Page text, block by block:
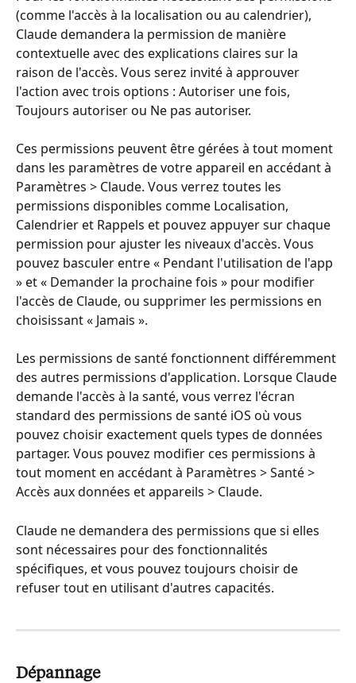
(comme l'accès à la localisation ou au calendrier),
Claude demandera la permission de manière
contextuelle avec des explications claires sur la
raison de l'accès. Vous serez invité à approuver
l'action avec trois options : Autoriser une fois,
Toujours autoriser ou Ne pas autoriser.
Ces permissions peuvent être gérées à tout moment
dans les paramètres de votre appareil en accédant à
Paramètres > Claude. Vous verrez toutes les
permissions disponibles comme Localisation,
Calendrier et Rappels et pouvez appuyer sur chaque
permission pour ajuster les niveaux d'accès. Vous
pouvez basculer entre « Pendant l'utilisation de l'app
» et « Demander la prochaine fois » pour modifier
l'accès de Claude, ou supprimer les permissions en
choisissant « Jamais ».
Les permissions de santé fonctionnent différemment
des autres permissions d'application. Lorsque Claude
demande l'accès à la santé, vous verrez l'écran
standard des permissions de santé iOS où vous
pouvez choisir exactement quels types de données
partager. Vous pouvez modifier ces permissions à
tout moment en accédant à Paramètres > Santé >
Accès aux données et appareils > Claude.
Claude ne demandera des permissions que si elles
sont nécessaires pour des fonctionnalités
spécifiques, et vous pouvez toujours choisir de
refuser tout en utilisant d'autres capacités.
Dépannage